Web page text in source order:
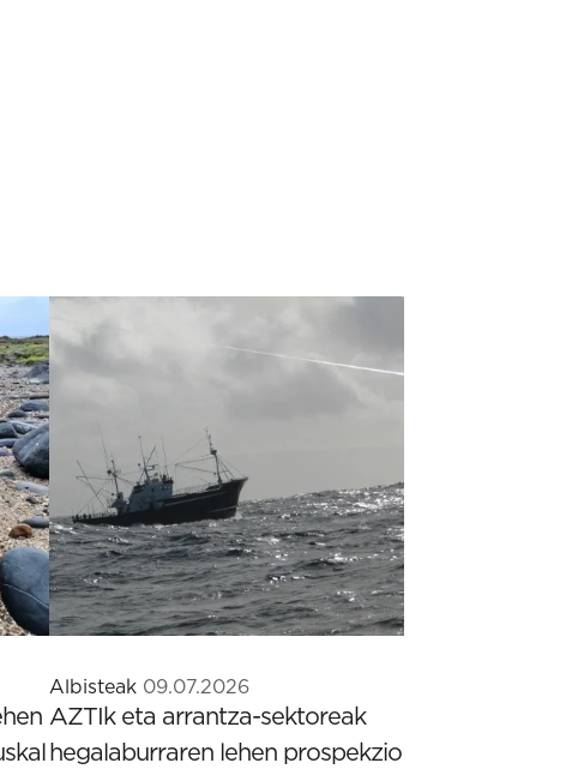
Albisteak 09.07.2026
AZTIk eta arrantza-sektoreak
hegalaburraren lehen prospekzio